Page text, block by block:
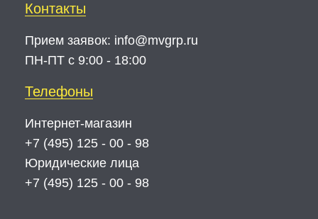
Контакты
Прием заявок: info@mvgrp.ru
ПН-ПТ с 9:00 - 18:00
Телефоны
Интернет-магазин
+7 (495) 125 - 00 - 98
Юридические лица
+7 (495) 125 - 00 - 98